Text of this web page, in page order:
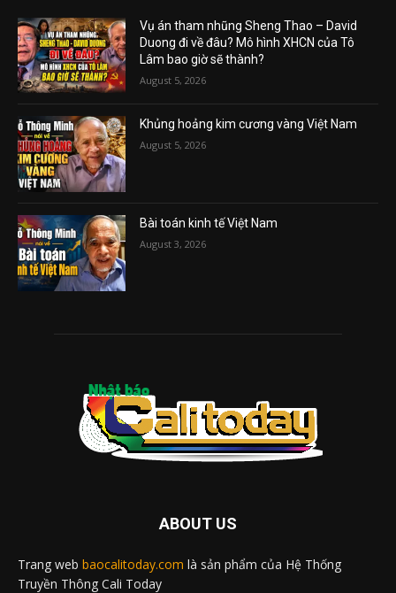
Vụ án tham nhũng Sheng Thao – David
Duong đi về đâu? Mô hình XHCN của Tô
Lâm bao giờ sẽ thành?
August 5, 2026
Khủng hoảng kim cương vàng Việt Nam
August 5, 2026
Bài toán kinh tế Việt Nam
August 3, 2026
ABOUT US
Trang web baocalitoday.com là sản phẩm của Hệ Thống
Truyền Thông Cali Today